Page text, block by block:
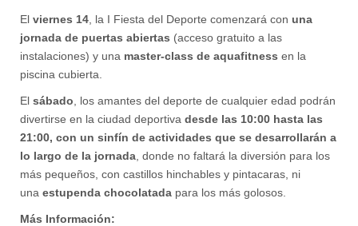
El viernes 14 , la I Fiesta del Deporte comenzará con una
jornada de puertas abiertas (acceso gratuito a las
instalaciones) y una master-class de aquafitness en la
piscina cubierta.
El sábado , los amantes del deporte de cualquier edad podrán
divertirse en la ciudad deportiva desde las 10:00 hasta las
21:00, con un sinfín de actividades que se desarrollarán a
lo largo de la jornada , donde no faltará la diversión para los
más pequeños, con castillos hinchables y pintacaras, ni
una estupenda chocolatada para los más golosos.
Más Información: